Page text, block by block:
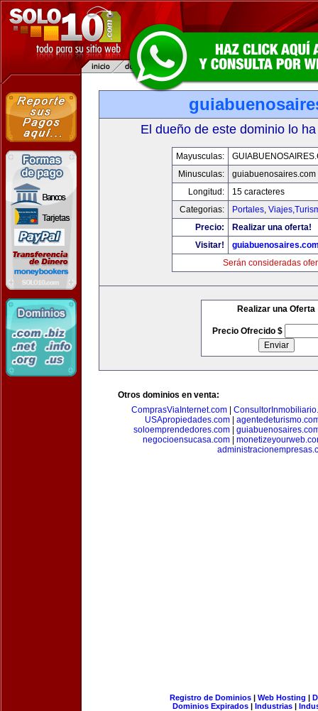
El dueño de este dominio lo
Mayusculas:
Minusculas:
guiabuenosaires.com
Longitud:
15 caracteres
Categorias:
Portales,
Precio:
Realizar una oferta!
Visitar!
Serán consideradas
Realizar una Oferta
Precio Ofrecido $
Otros dominios en venta:
ComprasViaInternet.com
USApropiedades.com|
soloemprendedores.com|
negocioensucasa.com
Registro de Dominios| Web Hosting |
Dominios Expirados | Industrias |